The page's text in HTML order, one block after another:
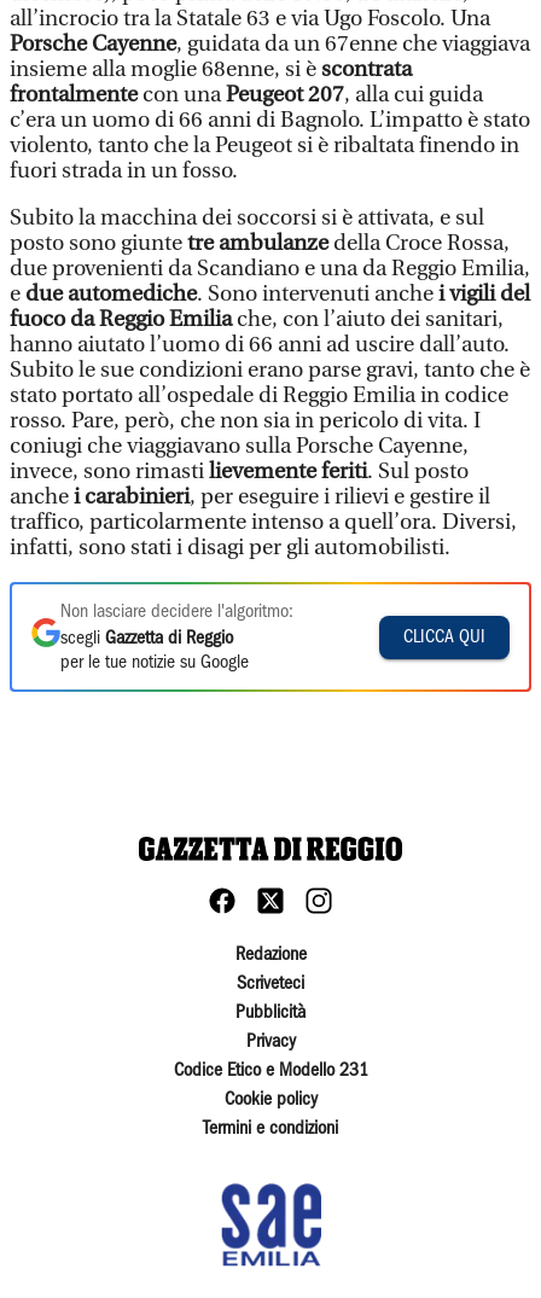
all’incrocio tra la Statale 63 e via Ugo Foscolo. Una
Porsche Cayenne, guidata da un 67enne che viaggiava
insieme alla moglie 68enne, si èscontrata
frontalmentecon unaPeugeot 207, alla cui guida
c’era un uomo di 66 anni di Bagnolo. L’impatto è stato
violento, tanto che la Peugeot si è ribaltata finendo in
fuori strada in un fosso.
Subito la macchina dei soccorsi si è attivata, e sul
posto sono giuntetre ambulanzedella Croce Rossa,
due provenienti da Scandiano e una da Reggio Emilia,
e due automediche. Sono intervenuti anchei vigili del
fuoco da Reggio Emiliache, con l’aiuto dei sanitari,
hanno aiutato l’uomo di 66 anni ad uscire dall’auto.
Subito le sue condizioni erano parse gravi, tanto che è
stato portato all’ospedale di Reggio Emilia in codice
rosso. Pare, però, che non sia in pericolo di vita. I
coniugi che viaggiavano sulla Porsche Cayenne,
invece, sono rimastilievemente feriti. Sul posto
anchei carabinieri, per eseguire i rilievi e gestire il
traffico, particolarmente intenso a quell’ora. Diversi,
infatti, sono stati i disagi per gli automobilisti.
Non lasciare decidere l'algoritmo:
scegli Gazzetta di Reggio
per le tue notizie su Google
CLICCA QUI
Redazione
Scriveteci
Pubblicità
Privacy
Codice Etico e Modello 231
Cookie policy
Termini e condizioni